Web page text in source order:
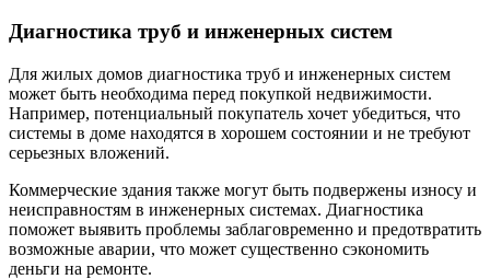
Диагностика труб и инженерных систем
Для жилых домов диагностика труб и инженерных систем
может быть необходима перед покупкой недвижимости.
Например, потенциальный покупатель хочет убедиться, что
системы в доме находятся в хорошем состоянии и не требуют
серьезных вложений.
Коммерческие здания также могут быть подвержены износу и
неисправностям в инженерных системах. Диагностика
поможет выявить проблемы заблаговременно и предотвратить
возможные аварии, что может существенно сэкономить
деньги на ремонте.